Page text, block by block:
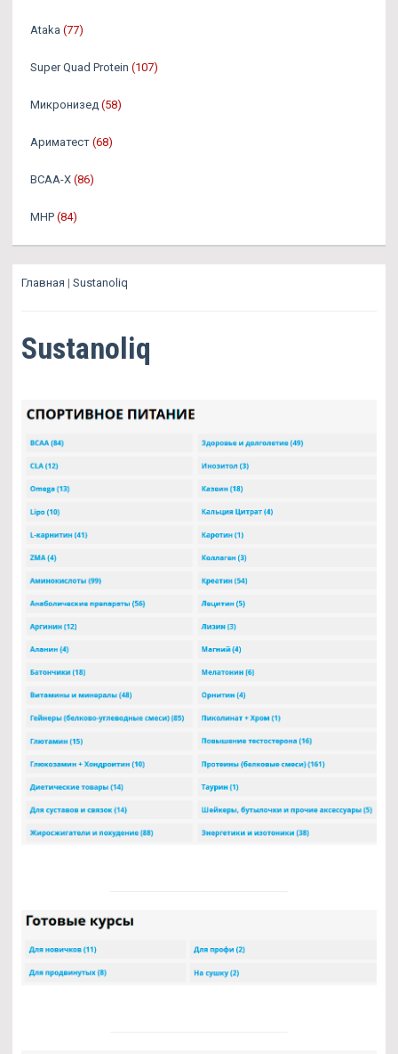
Ataka (77)
Super Quad Protein (107)
Микронизед (58)
Ариматест (68)
BCAA-X (86)
MHP (84)
Главная | Sustanoliq
Sustanoliq